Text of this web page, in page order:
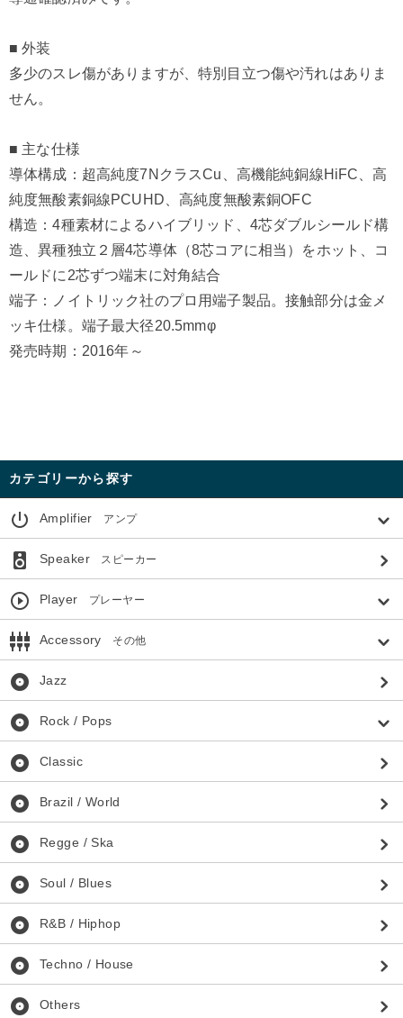
■ 外装
多少のスレ傷がありますが、特別目立つ傷や汚れはありま
せん。
■ 主な仕様
導体構成：超高純度7NクラスCu、高機能純銅線HiFC、高
純度無酸素銅線PCUHD、高純度無酸素銅OFC
構造：4種素材によるハイブリッド、4芯ダブルシールド構
造、異種独立２層4芯導体（8芯コアに相当）をホット、コ
ールドに2芯ずつ端末に対角結合
端子：ノイトリック社のプロ用端子製品。接触部分は金メ
ッキ仕様。端子最大径20.5mmφ
発売時期：2016年～
カテゴリーから探す
power_settings_new Amplifier アンプ
speaker Speakerスピーカー
play_circle_outline Player プレーヤー
settings_input_component Accessory その他
album Jazz
album Rock / Pops
album Classic
album Brazil / World
album Regge / Ska
album Soul / Blues
album R&B / Hiphop
album Techno / House
album Others